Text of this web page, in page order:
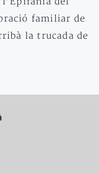
familiar de
la trucada de